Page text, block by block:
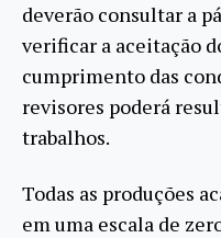
deverão consultar a
verificar a aceitação
cumprimento das
revisores poderá
trabalhos.
Todas as produções
em uma escala de